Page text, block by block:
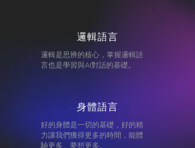
邏輯語言
邏輯是思辨的核心，掌握邏輯語
言也是學習與AI對話的基礎。
身體語言
好的身體是一切的基礎，好的精
力讓我們獲得更多的時間，能體
驗更多、夢想更多。